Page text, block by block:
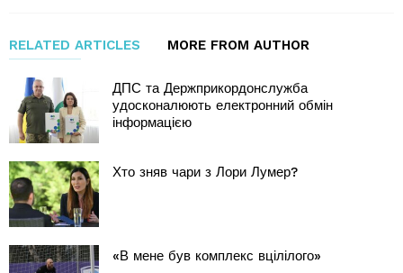
RELATED ARTICLES MORE FROM AUTHOR
ДПС та Держприкордонслужба
удосконалюють електронний обмін
інформацією
Хто зняв чари з Лори Лумер?
«В мене був комплекс вцілілого»